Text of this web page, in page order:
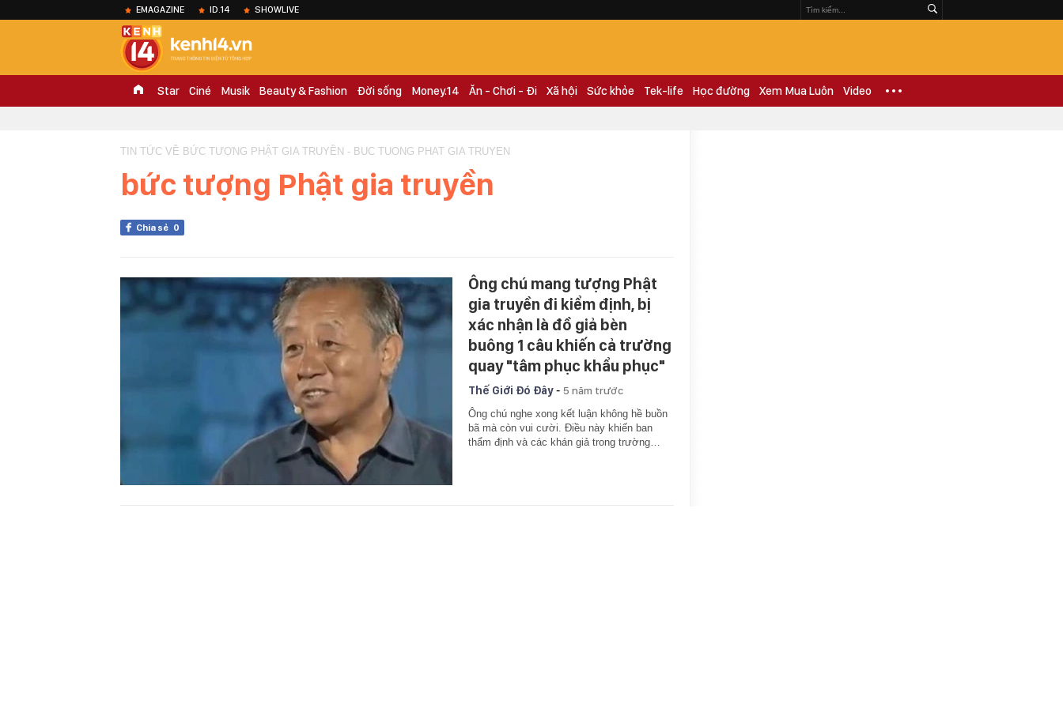
EMAGAZINE ID.14 SHOWLIVE
Star Ciné Musik Beauty & Fashion Đời sống Money.14 Ăn - Chơi - Đi Xã hội Sức khỏe Tek-life Học đường Xem Mua Luôn Video
TIN TỨC VỀ BỨC TƯỢNG PHẬT GIA TRUYỀN - BUC TUONG PHAT GIA TRUYEN
bức tượng Phật gia truyền
Chia sẻ 0
Ông chú mang tượng Phật
gia truyền đi kiểm định, bị
xác nhận là đồ giả bèn
buông 1 câu khiến cả trường
quay "tâm phục khẩu phục"
Thế Giới Đó Đây- 5 năm trước
Ông chú nghe xong kết luận không hề buồn
bã mà còn vui cười. Điều này khiến ban
thẩm định và các khán giả trong trường…